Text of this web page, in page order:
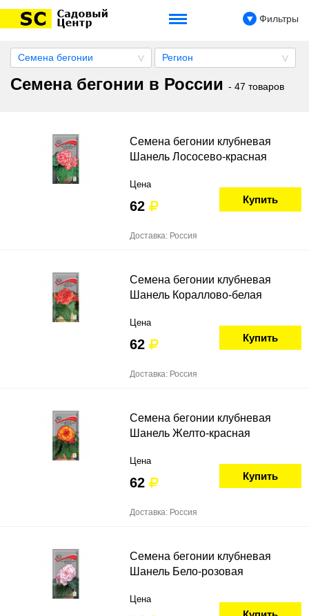
Фильтры
Семена бегонии Регион
Семена бегонии в России - 47 товаров
Семена бегонии клубневая
Шанель Лососево-красная
Цена
62 Купить
Доставка: Россия
Семена бегонии клубневая
Шанель Кораллово-белая
Цена
62 Купить
Доставка: Россия
Семена бегонии клубневая
Шанель Желто-красная
Цена
62 Купить
Доставка: Россия
Семена бегонии клубневая
Шанель Бело-розовая
Цена